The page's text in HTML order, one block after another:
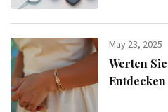
May 23, 2025
Werten